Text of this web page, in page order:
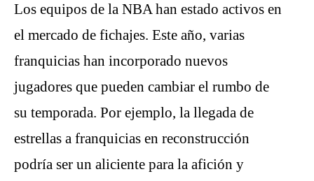
Los equipos de la NBA han estado activos en
el mercado de fichajes. Este año, varias
franquicias han incorporado nuevos
jugadores que pueden cambiar el rumbo de
su temporada. Por ejemplo, la llegada de
estrellas a franquicias en reconstrucción
podría ser un aliciente para la afición y